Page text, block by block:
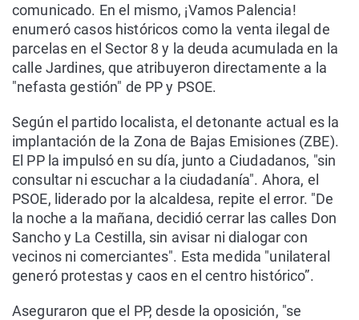
comunicado. En el mismo, ¡Vamos Palencia!
enumeró casos históricos como la venta ilegal de
parcelas en el Sector 8 y la deuda acumulada en la
calle Jardines, que atribuyeron directamente a la
"nefasta gestión" de PP y PSOE.
Según el partido localista, el detonante actual es la
implantación de la Zona de Bajas Emisiones (ZBE).
El PP la impulsó en su día, junto a Ciudadanos, "sin
consultar ni escuchar a la ciudadanía". Ahora, el
PSOE, liderado por la alcaldesa, repite el error. "De
la noche a la mañana, decidió cerrar las calles Don
Sancho y La Cestilla, sin avisar ni dialogar con
vecinos ni comerciantes". Esta medida "unilateral
generó protestas y caos en el centro histórico”.
Aseguraron que el PP, desde la oposición, "se